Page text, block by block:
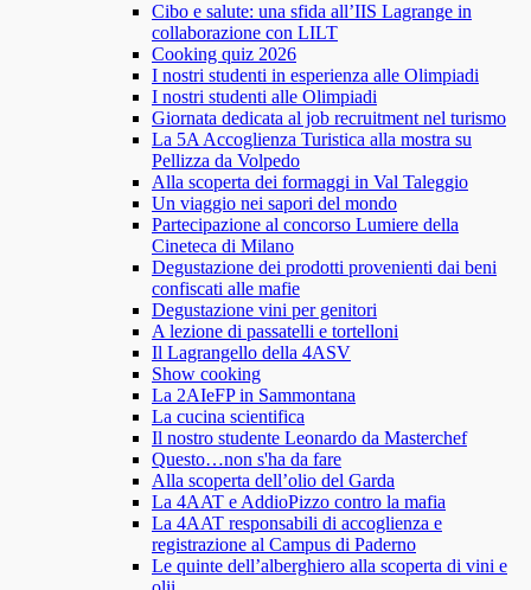
Cibo e salute: una sfida all’IIS Lagrange in
collaborazione con LILT
Cooking quiz 2026
I nostri studenti in esperienza alle Olimpiadi
I nostri studenti alle Olimpiadi
Giornata dedicata al job recruitment nel turismo
La 5A Accoglienza Turistica alla mostra su
Pellizza da Volpedo
Alla scoperta dei formaggi in Val Taleggio
Un viaggio nei sapori del mondo
Partecipazione al concorso Lumiere della
Cineteca di Milano
Degustazione dei prodotti provenienti dai beni
confiscati alle mafie
Degustazione vini per genitori
A lezione di passatelli e tortelloni
Il Lagrangello della 4ASV
Show cooking
La 2AIeFP in Sammontana
La cucina scientifica
Il nostro studente Leonardo da Masterchef
Questo…non s'ha da fare
Alla scoperta dell’olio del Garda
La 4AAT e AddioPizzo contro la mafia
La 4AAT responsabili di accoglienza e
registrazione al Campus di Paderno
Le quinte dell’alberghiero alla scoperta di vini e